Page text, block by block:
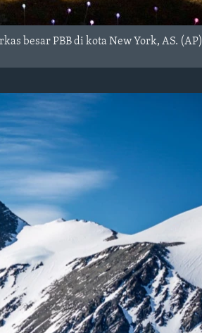
besar PBB di kota New York, AS. (AP)